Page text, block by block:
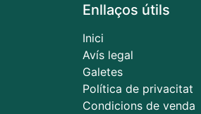
Enllaços útils
Inici
Avís legal
Galetes
Política de privacitat
Condicions de venda